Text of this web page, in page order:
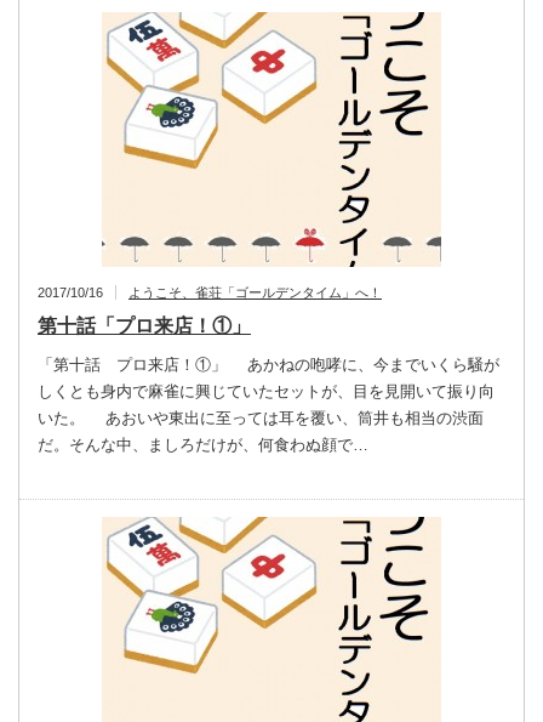
2017/10/16 ようこそ、雀荘「ゴールデンタイム」へ！
第十話「プロ来店！①」
「第十話 プロ来店！①」 あかねの咆哮に、今までいくら騒が
しくとも身内で麻雀に興じていたセットが、目を見開いて振り向
いた。 あおいや東出に至っては耳を覆い、筒井も相当の渋面
だ。そんな中、ましろだけが、何食わぬ顔で…